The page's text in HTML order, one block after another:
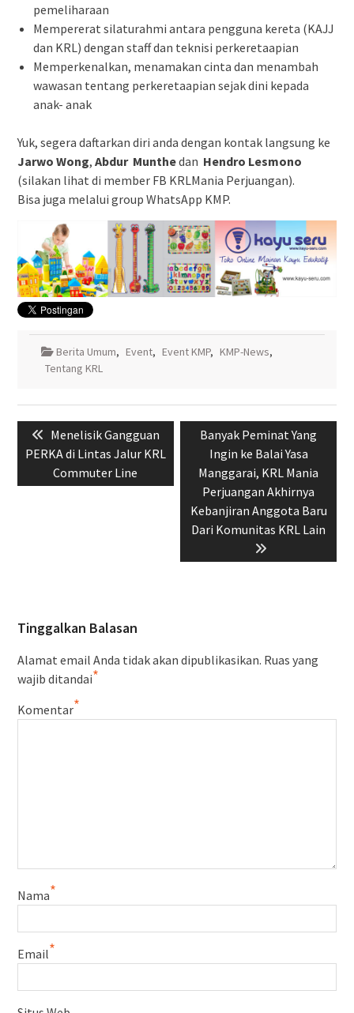
pemeliharaan
Mempererat silaturahmi antara pengguna kereta (KAJJ
dan KRL) dengan staff dan teknisi perkeretaapian
Memperkenalkan, menamakan cinta dan menambah
wawasan tentang perkeretaapian sejak dini kepada
anak- anak
Yuk, segera daftarkan diri anda dengan kontak langsung ke
Jarwo Wong, Abdur Munthedan Hendro Lesmono
(silakan lihat di member FB KRLMania Perjuangan).
Bisa juga melalui group WhatsApp KMP.
Berita Umum, Event, Event KMP, KMP-News,
Tentang KRL
pos
Previous
post:
Menelisik Gangguan
PERKA di Lintas Jalur KRL
Commuter Line
Next
post:
Banyak Peminat Yang
Ingin ke Balai Yasa
Manggarai, KRL Mania
Perjuangan Akhirnya
Kebanjiran Anggota Baru
Dari Komunitas KRL Lain
Tinggalkan Balasan
Alamat email Anda tidak akan dipublikasikan. Ruas yang
wajib ditandai*
Komentar*
Nama*
Email*